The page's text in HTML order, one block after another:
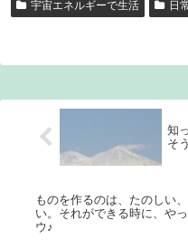
宇宙エネルギーで生活 日
知
そ
ものを作るのは、たのしい
い。それができる時に、や
ウ♪